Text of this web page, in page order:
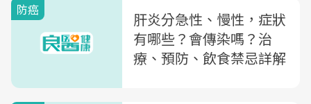
防癌
肝炎分急性、慢性，症狀
有哪些？會傳染嗎？治
療、預防、飲食禁忌詳解